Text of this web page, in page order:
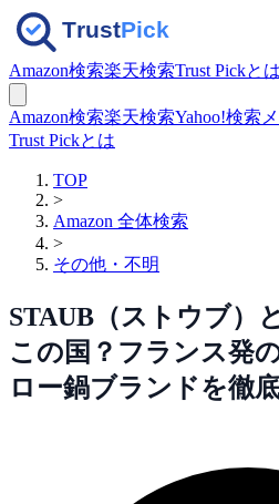
Amazon検索楽天検索Trust Pickとは
Amazon検索楽天検索Yahoo!検索
Trust Pickとは
TOP
>
Amazon 全体検索
>
その他・不明
STAUB（ストウブ）
この国？フランス発
ロー鍋ブランドを徹